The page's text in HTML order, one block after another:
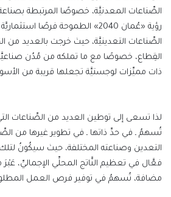
الصِّناعات المعدنيَّة، خصوصًا المرتبطة
رؤية «عُمان 2040» الطموحة فرصًا
الصِّناعات التعدينيَّة، حيث خرجت بالعديد من
القِطاع، خصوصًا مع ما تملكه من مُدُن
ذات مميِّزات لوجستيَّة تجعلها قريبة من
لذا تسعى إلى توطين العديد من الصِّناعات
تُسهمُ ـ في حدِّ ذاتها ـ في تطوير غيرها من
التعدين وصناعته المختلفة، حيث سيكُونُ
فعَّال في تعظيم النَّاتج المحلِّي الإجماليِّ،
مضافة، تُسهمُ في توفير فرص العمل